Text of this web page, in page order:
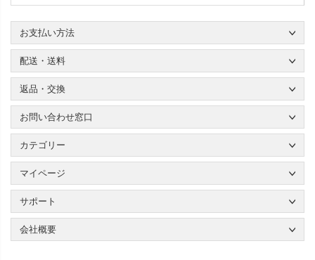
お支払い方法
配送・送料
返品・交換
お問い合わせ窓口
カテゴリー
マイページ
サポート
会社概要